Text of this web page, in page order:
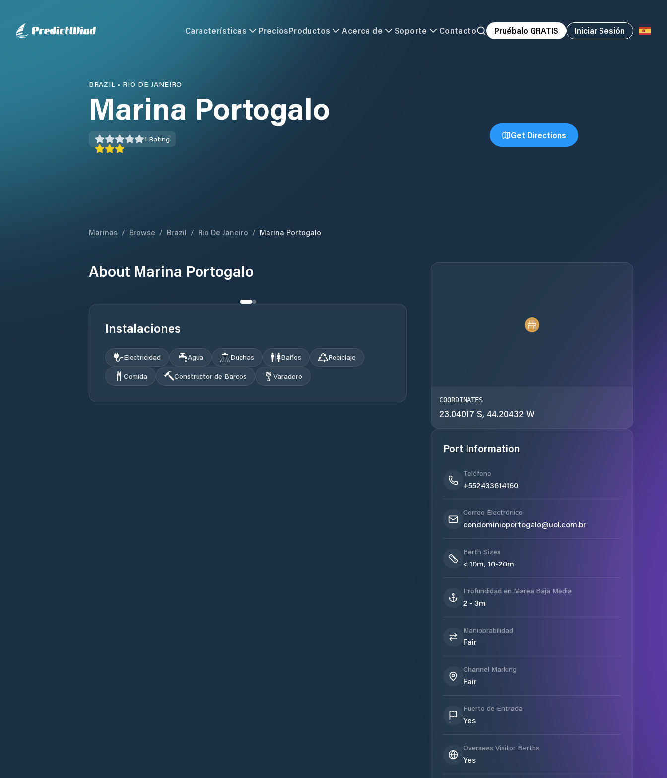
Características PreciosProductos Acerca de Soporte Contacto Pruébalo GRATIS Iniciar Sesión
BRAZIL • RIO DE JANEIRO
Marina Portogalo
1 Rating Get Directions
Marinas / Browse / Brazil / Rio De Janeiro / Marina Portogalo
About Marina Portogalo
Instalaciones
Electricidad Agua Duchas Baños
Reciclaje
Comida
Constructor de Barcos Varadero
COORDINATES
23.04017 S, 44.20432 W
Port Information
Teléfono
+552433614160
Correo Electrónico
condominioportogalo@uol.com.br
Berth Sizes
< 10m, 10-20m
Profundidad en Marea Baja Media
2 - 3m
Maniobrabilidad
Fair
Channel Marking
Fair
Puerto de Entrada
Yes
Overseas Visitor Berths
Yes